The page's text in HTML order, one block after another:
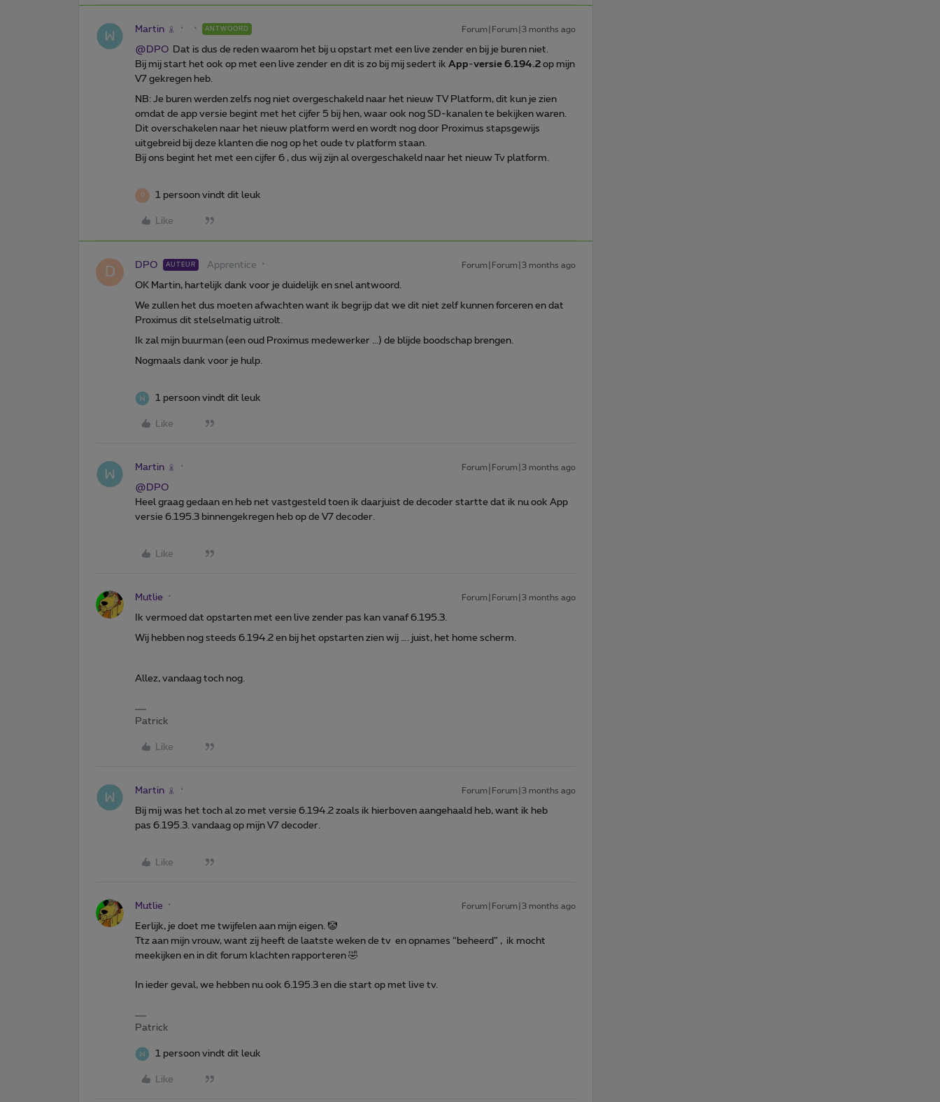
Martin ANTWOORD Forum|Forum|3 months ago
@DPO Dat is dus de reden waarom het bij u opstart met een live zender en bij je buren niet.
Bij mij start het ook op met een live zender en dit is zo bij mij sedert ik App-versie 6.194.2 op mijn
V7 gekregen heb.
NB: Je buren werden zelfs nog niet overgeschakeld naar het nieuw TV Platform, dit kun je zien
omdat de app versie begint met het cijfer 5 bij hen, waar ook nog SD-kanalen te bekijken waren.
Dit overschakelen naar het nieuw platform werd en wordt nog door Proximus stapsgewijs
uitgebreid bij deze klanten die nog op het oude tv platform staan.
Bij ons begint het met een cijfer 6 , dus wij zijn al overgeschakeld naar het nieuw Tv platform.
D 1 persoon vindt dit leuk
Like
D DPO AUTEUR Apprentice Forum|Forum|3 months ago
OK Martin, hartelijk dank voor je duidelijk en snel antwoord.
We zullen het dus moeten afwachten want ik begrijp dat we dit niet zelf kunnen forceren en dat
Proximus dit stelselmatig uitrolt.
Ik zal mijn buurman (een oud Proximus medewerker ...) de blijde boodschap brengen.
Nogmaals dank voor je hulp.
1 persoon vindt dit leuk
Like
Martin Forum|Forum|3 months ago
@DPO
Heel graag gedaan en heb net vastgesteld toen ik daarjuist de decoder startte dat ik nu ook App
versie 6.195.3 binnengekregen heb op de V7 decoder.
Like
Mutlie Forum|Forum|3 months ago
Ik vermoed dat opstarten met een live zender pas kan vanaf 6.195.3.
Wij hebben nog steeds 6.194.2 en bij het opstarten zien wij …. juist, het home scherm.
Allez, vandaag toch nog.
Patrick
Like
Martin Forum|Forum|3 months ago
Bij mij was het toch al zo met versie 6.194.2 zoals ik hierboven aangehaald heb, want ik heb
pas 6.195.3. vandaag op mijn V7 decoder.
Like
Mutlie Forum|Forum|3 months ago
Eerlijk, je doet me twijfelen aan mijn eigen. 🤡
Ttz aan mijn vrouw, want zij heeft de laatste weken de tv en opnames “beheerd” , ik mocht
meekijken en in dit forum klachten rapporteren 🤣
In ieder geval, we hebben nu ook 6.195.3 en die start op met live tv.
Patrick
1 persoon vindt dit leuk
Like